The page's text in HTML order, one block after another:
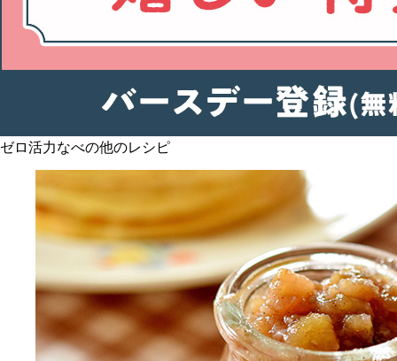
ゼロ活力なべの他のレシピ